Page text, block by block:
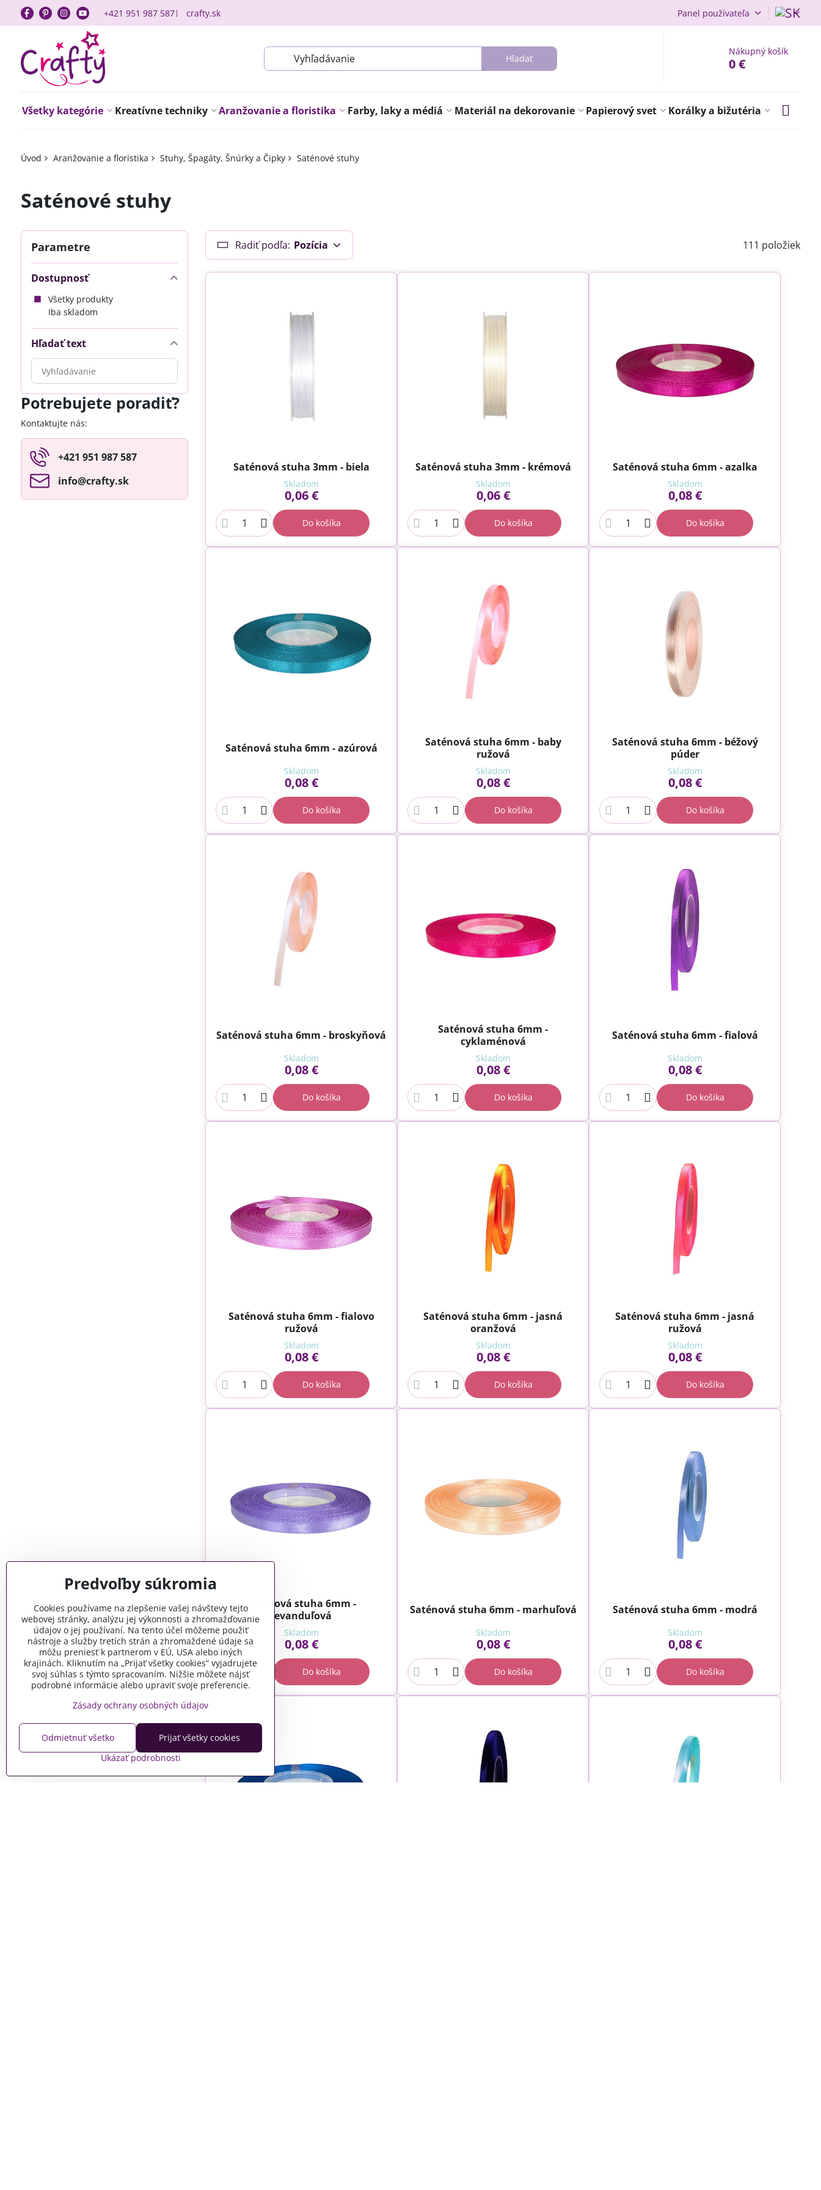
+421 951 987 587 crafty.sk Panel používateľa
Hľadať
Nákupný košík
0 €
Všetky kategórie Kreatívne techniky Aranžovanie a floristika Farby, laky a médiá Materiál na dekorovanie Papierový svet Korálky a bižutéria
Úvod Aranžovanie a floristika Stuhy, Špagáty, Šnúrky a Čipky Saténové stuhy
Saténové stuhy
Radiť podľa: Pozícia 111 položiek
Saténová stuha 3mm - biela
Skladom
0,06 €
Do košíka
Saténová stuha 3mm - krémová
Skladom
0,06 €
Do košíka
Saténová stuha 6mm - azalka
Skladom
0,08 €
Do košíka
Saténová stuha 6mm - azúrová
Skladom
0,08 €
Do košíka
Saténová stuha 6mm - baby
ružová
Skladom
0,08 €
Do košíka
Saténová stuha 6mm - béžový
púder
Skladom
0,08 €
Do košíka
Saténová stuha 6mm - broskyňová
Skladom
0,08 €
Do košíka
Saténová stuha 6mm -
cyklaménová
Skladom
0,08 €
Do košíka
Saténová stuha 6mm - fialová
Skladom
0,08 €
Do košíka
Saténová stuha 6mm - fialovo
ružová
Skladom
0,08 €
Do košíka
Saténová stuha 6mm - jasná
oranžová
Skladom
0,08 €
Do košíka
Saténová stuha 6mm - jasná
ružová
Skladom
0,08 €
Do košíka
Saténová stuha 6mm -
levanduľová
Skladom
0,08 €
Do košíka
Saténová stuha 6mm - marhuľová
Skladom
0,08 €
Do košíka
Saténová stuha 6mm - modrá
Skladom
0,08 €
Do košíka
Parametre
Dostupnosť
Všetky produkty
Iba skladom
Hľadať text
Prehľadať
výsledky
filtra
fulltextom
Potrebujete poradiť?
Kontaktujte nás:
+421 951 987 587
info​@crafty​.sk
Predvoľby súkromia
Cookies používame na zlepšenie vašej návštevy tejto
webovej stránky, analýzu jej výkonnosti a zhromažďovanie
údajov o jej používaní. Na tento účel môžeme použiť
nástroje a služby tretích strán a zhromaždené údaje sa
môžu preniesť k partnerom v EÚ, USA alebo iných
krajinách. Kliknutím na „Prijať všetky cookies“ vyjadrujete
svoj súhlas s týmto spracovaním. Nižšie môžete nájsť
podrobné informácie alebo upraviť svoje preferencie.
Zásady ochrany osobných údajov
Ukázať podrobnosti
Prijať všetky cookies
Odmietnuť všetko